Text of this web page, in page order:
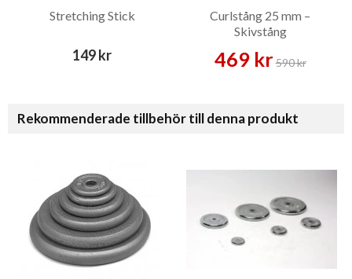
Stretching Stick
149 kr
Curlstång 25 mm –
Skivstång
469 kr590 kr
Rekommenderade tillbehör till denna produkt